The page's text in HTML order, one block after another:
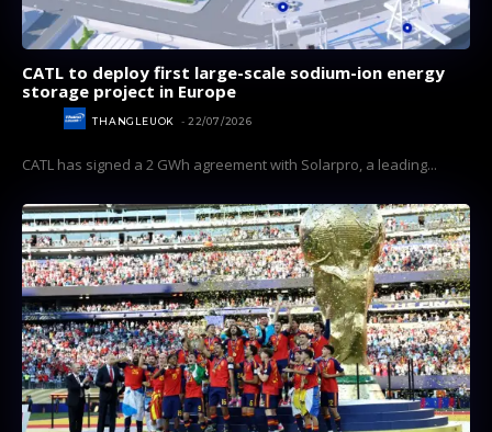
Subscribe now
To access premium
Subscribe now
To access premium
CATL to deploy first large-scale sodium-ion energy
storage project in Europe
THANGLEUOK - 22/07/2026
CATL has signed a 2 GWh agreement with Solarpro, a leading...